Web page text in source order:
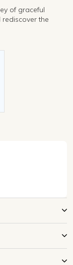
of graceful
the